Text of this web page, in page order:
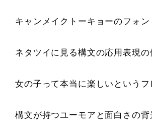
キャンメイクトーキョーのフォン
ネタツイに見る構文の応用表現の
女の子って本当に楽しいというフ
構文が持つユーモアと面白さの背